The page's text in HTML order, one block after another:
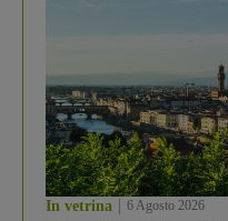
In vetrina 6 Agosto 2026